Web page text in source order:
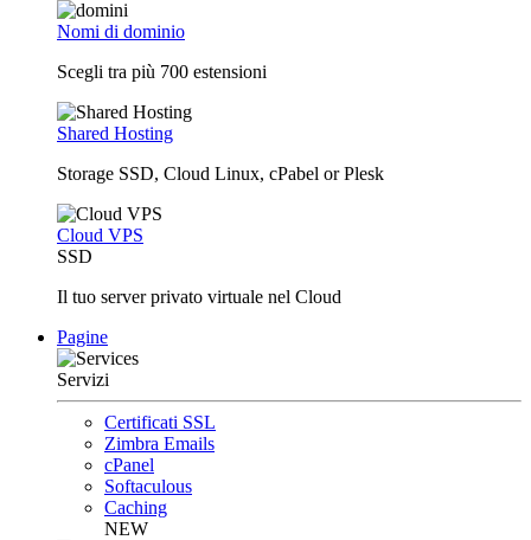
Nomi di dominio
Scegli tra più 700 estensioni
Shared Hosting
Storage SSD, Cloud Linux, cPabel or Plesk
Cloud VPS
SSD
Il tuo server privato virtuale nel Cloud
Pagine
Servizi
Certificati SSL
Zimbra Emails
cPanel
Softaculous
Caching
NEW